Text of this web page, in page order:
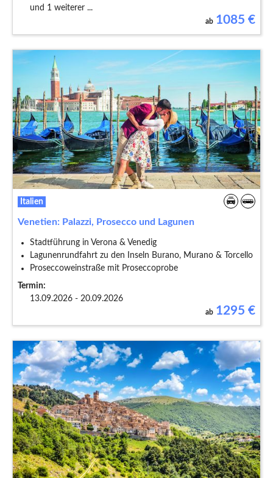
und 1 weiterer ...
ab 1085 €
Italien
Venetien: Palazzi, Prosecco und Lagunen
Stadtführung in Verona & Venedig
Lagunenrundfahrt zu den Inseln Burano, Murano & Torcello
Proseccoweinstraße mit Proseccoprobe
Termin:
13.09.2026 - 20.09.2026
ab 1295 €